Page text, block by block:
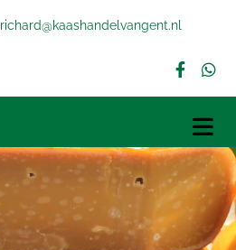
richard@kaashandelvangent.nl